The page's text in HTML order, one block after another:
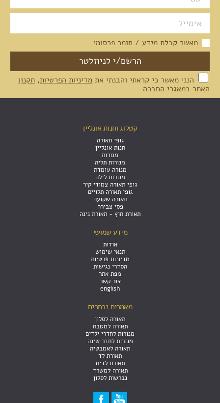
מאשר קבלת מידע / חומר פרסומי
הנני מאשר כי קראתי והבנתי את מדיניות הפרטיות, תקנון
האתר במאגרי החברה
קטלוג וחנות אונליין
גופי תאורה
חנות אונליין
מנורות
מנורות תליה
מנורה עומדת
מנורות לילה
גופי תאורה צמודי קיר
גופי תאורה תלויים
תאורה שקועה
פסי צבירה
תאורת חוץ - תאורת גינה
מידע שמושי
אודות
תנאי שימוש
מדיניות פרטיות
הסדרי נגישות
מפת אתר
צור קשר
english
מאמרים נבחרים
תאורה לסלון
תאורה למטבח
מנורות לחדרי ילדים
מנורות לחדר שינה
תאורה לאמבטיה
תאורת לד
תאורת לדים
תאורה למשרד
נברשות לסלון